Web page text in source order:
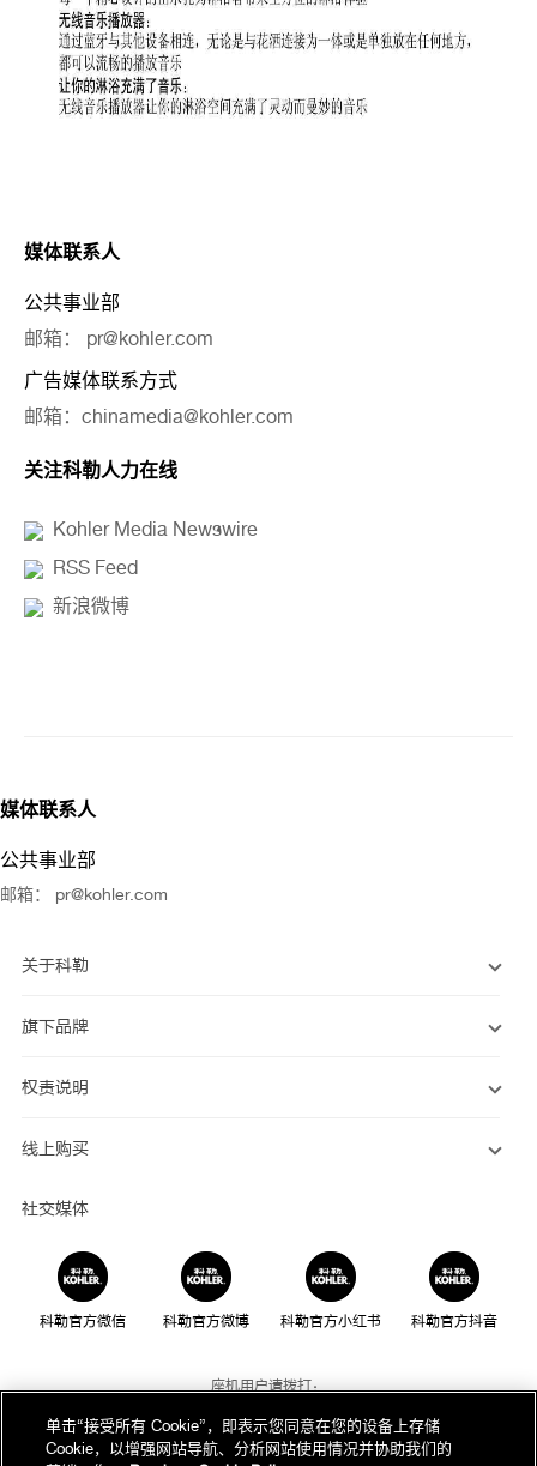
媒体联系人
公共事业部
邮箱： pr@kohler.com
广告媒体联系方式
邮箱：chinamedia@kohler.com
关注科勒人力在线
Kohler Media Newswire
RSS Feed
新浪微博
媒体联系人
公共事业部
邮箱： pr@kohler.com
关于科勒
旗下品牌
权责说明
线上购买
社交媒体
科勒官方微信 科勒官方微博 科勒官方小红书 科勒官方抖音
座机用户请拨打：
800-820-2628
手机用户请拨打：
单击“接受所有 Cookie”，即表示您同意在您的设备上存储
Cookie，以增强网站导航、分析网站使用情况并协助我们的